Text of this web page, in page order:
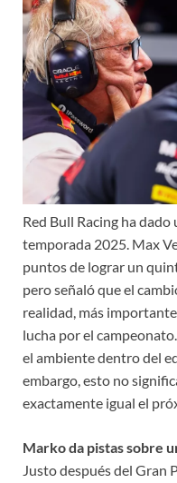
Red Bull Racing ha
temporada 2025. Max
puntos de lograr un
pero señaló que el
realidad, más
lucha por el
el ambiente dentro del
embargo, esto no
exactamente igual el
Marko da pistas sobre
Justo después del Gran